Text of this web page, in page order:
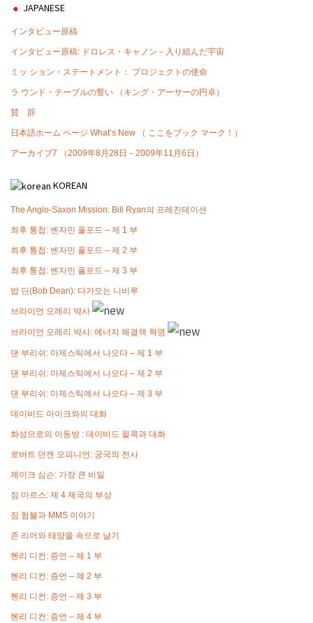
JAPANESE
インタビュー原稿
インタビュー原稿: ドロレス・キャノン－入り組んだ宇宙
ミッ ション・ステートメント： プロジェクトの使命
ラ ウンド・テーブルの誓い （キング・アーサーの円卓）
賛 辞
日本語ホーム ページ What’s New （ ここをブック マーク！）
アーカイブ7 （2009年8月28日－2009年11月6日）
KOREAN
The Anglo-Saxon Mission: Bill Ryan의 프레진테이션
최후 통첩: 벤자민 풀포드 – 제 1 부
최후 통첩: 벤자민 풀포드 – 제 2 부
최후 통첩: 벤자민 풀포드 – 제 3 부
밥 딘(Bob Dean): 다가오는 니비루
브라이언 오레리 박사
브라이언 오레리 박사: 에너지 해결책 혁명
댄 부리쉬: 마제스틱에서 나오다 – 제 1 부
댄 부리쉬: 마제스틱에서 나오다 – 제 2 부
댄 부리쉬: 마제스틱에서 나오다 – 제 3 부
데이비드 아이크와의 대화
화성으로의 이동방 : 데이비드 윌콕과 대화
로버트 던캔 오피니언: 궁국의 전사
제이크 심슨: 가장 큰 비밀
짐 마르스: 제 4 제국의 부상
짐 험블과 MMS 이야기
존 리어와 태양을 속으로 날기
헨리 디컨: 증언 – 제 1 부
헨리 디컨: 증언 – 제 2 부
헨리 디컨: 증언 – 제 3 부
헨리 디컨: 증언 – 제 4 부